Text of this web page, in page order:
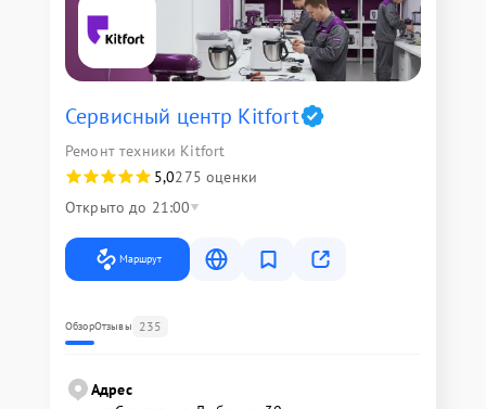
Сервисный центр Kitfort
Ремонт техники Kitfort
5,0275 оценки
Открыто до 21:00
Маршрут
ОбзорОтзывы 235
Адрес